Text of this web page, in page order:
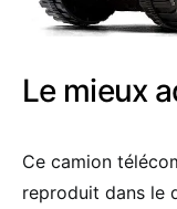
Le mieux
Ce camion
reproduit dans le